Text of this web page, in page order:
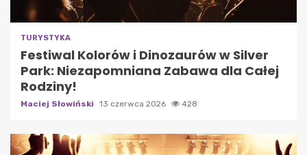
TURYSTYKA
Festiwal Kolorów i Dinozaurów w Silver
Park: Niezapomniana Zabawa dla Całej
Rodziny!
Maciej Słowiński 13 czerwca 2026 428